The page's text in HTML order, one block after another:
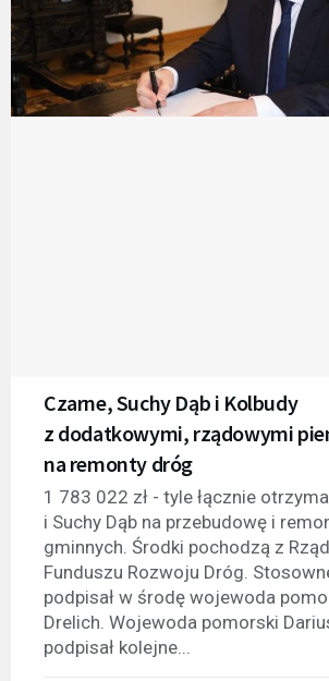
Czarne, Suchy Dąb i Kolbudy
z dodatkowymi, rządowymi
na remonty dróg
1 783 022 zł - tyle łącznie
i Suchy Dąb na przebudowę i
gminnych. Środki pochodzą z
Funduszu Rozwoju Dróg.
podpisał w środę wojewoda
Drelich. Wojewoda pomorski
podpisał kolejne...